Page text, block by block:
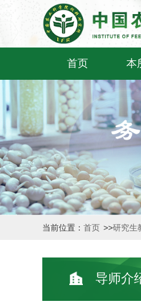
首页 本
当前位置： 首页 >>研究生
导师介